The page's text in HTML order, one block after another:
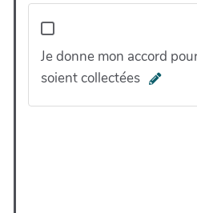
Je donne mon accord
soient collectées